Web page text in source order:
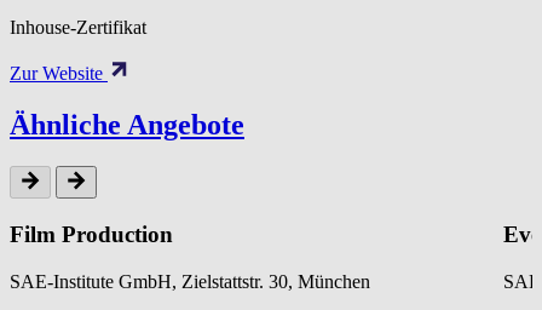
Inhouse-Zertifikat
Zur Website
Ähnliche Angebote
Film Production
SAE-Institute GmbH, Zielstattstr. 30, München